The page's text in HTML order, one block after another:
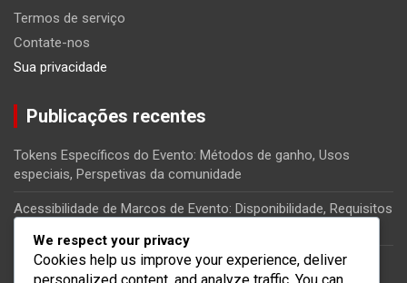
Termos de serviço
Contate-nos
Sua privacidade
Publicações recentes
Tokens Específicos do Evento: Métodos de ganho, Usos
especiais, Perspetivas da comunidade
Acessibilidade de Marcos de Evento: Disponibilidade, Requisitos
Recompensas de Tokens: Ganhar tokens, Estratégias de
We respect your privacy
Cookies help us improve your experience, deliver
personalized content, and analyze traffic. You can